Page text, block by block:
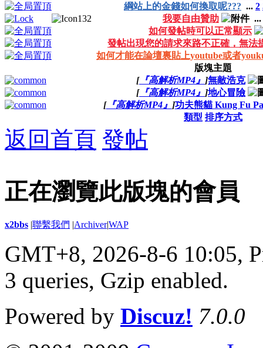
綱站上的金錢如何換取呢??? ... 2
我要自由贊助
...
如何發帖時可以正常顯示
發帖出現您的請求來路不正確，無法
如何才能在論壇裏貼上youtube或者
版塊主題
[『高解析MP4』 ]無敵浩克
[『高解析MP4』 ]地心冒險
[『高解析MP4』 ]功夫熊貓 Kung Fu
類型 排序方式
返回首頁 發帖
正在瀏覽此版塊的會員
x2bbs |聯繫我們 |Archiver|WAP
GMT+8, 2026-8-6 10:05,
3 queries, Gzip enabled.
Powered by Discuz! 7.0.0